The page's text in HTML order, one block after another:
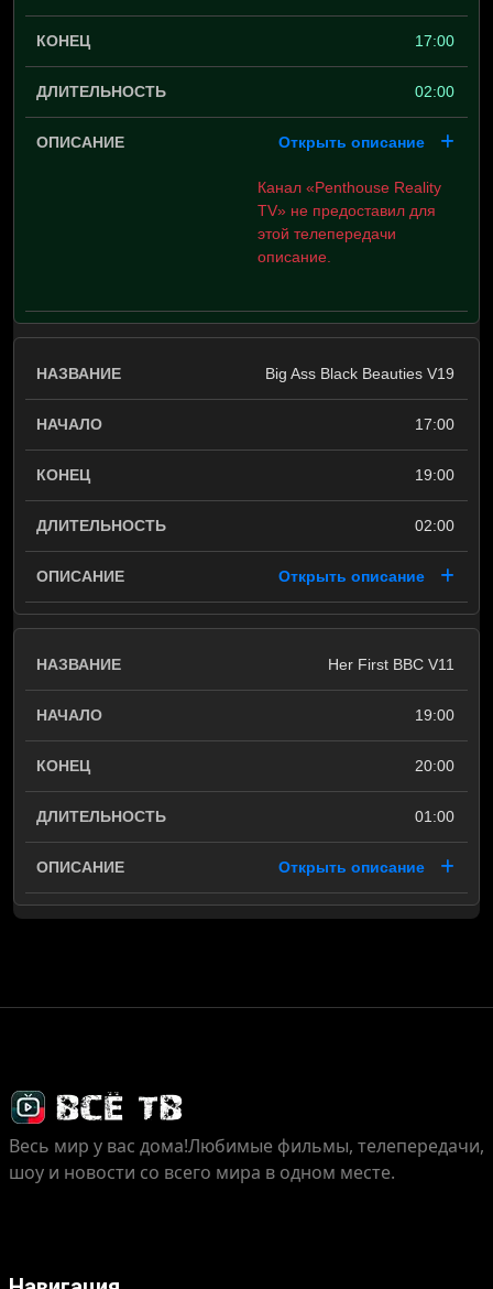
17:00
02:00
Открыть описание
Канал «Penthouse Reality
TV» не предоставил для
этой телепередачи
описание.
Big Ass Black Beauties V19
17:00
19:00
02:00
Открыть описание
Her First BBC V11
19:00
20:00
01:00
Открыть описание
Весь мир у вас дома!Любимые фильмы, телепередачи,
шоу и новости со всего мира в одном месте.